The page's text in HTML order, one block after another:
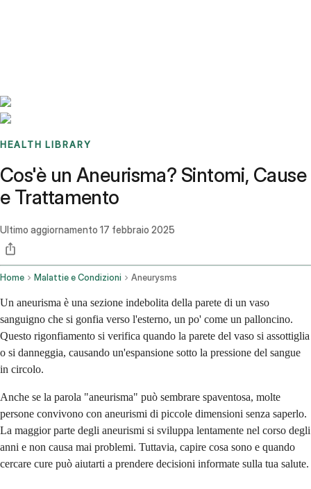
HEALTH LIBRARY
Cos'è un Aneurisma? Sintomi, Cause
e Trattamento
Ultimo aggiornamento 17 febbraio 2025
Home Malattie e Condizioni Aneurysms
Un aneurisma è una sezione indebolita della parete di un vaso
sanguigno che si gonfia verso l'esterno, un po' come un palloncino.
Questo rigonfiamento si verifica quando la parete del vaso si assottiglia
o si danneggia, causando un'espansione sotto la pressione del sangue
in circolo.
Anche se la parola "aneurisma" può sembrare spaventosa, molte
persone convivono con aneurismi di piccole dimensioni senza saperlo.
La maggior parte degli aneurismi si sviluppa lentamente nel corso degli
anni e non causa mai problemi. Tuttavia, capire cosa sono e quando
cercare cure può aiutarti a prendere decisioni informate sulla tua salute.